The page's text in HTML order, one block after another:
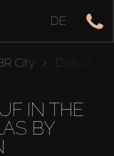
DE
City District 11
IN THE
BY